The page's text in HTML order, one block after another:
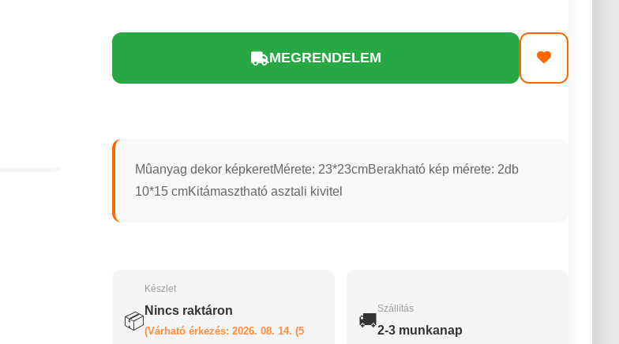
MEGRENDELEM
Mûanyag dekor képkeretMérete: 23*23cmBerakható kép mérete: 2db
10*15 cmKitámasztható asztali kivitel
📦
Készlet
Nincs raktáron
(Várható érkezés: 2026. 08. 14. (5
🚚
Szállítás
2-3 munkanap